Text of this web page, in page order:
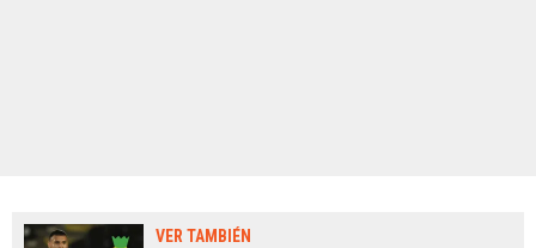
VER TAMBIÉN